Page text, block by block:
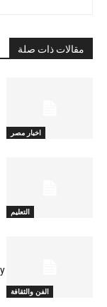
مقالات ذات صلة
اخبار مصر
التعليم
الفن والثقافة